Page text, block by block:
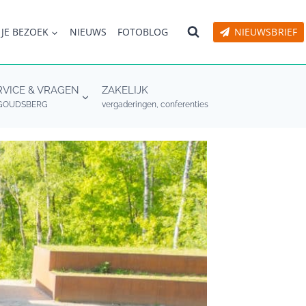
BEZOEK NIEUWS FOTOBLOG NIEUWSBRIEF
& VRAGEN ZAKELIJK
vergaderingen, conferenties